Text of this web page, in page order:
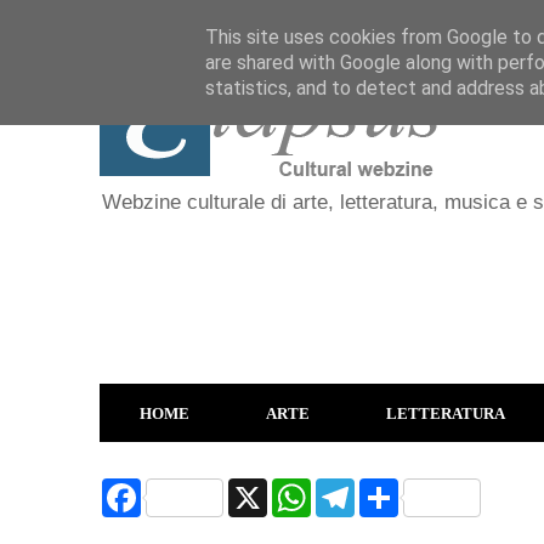
Webzine culturale di arte, letteratura, musica e
HOME ARTE LETTERATURA
F
a
X
W
T
S
h
This site uses cookies from Google to
are shared with Google along with
statistics, and to detect and address